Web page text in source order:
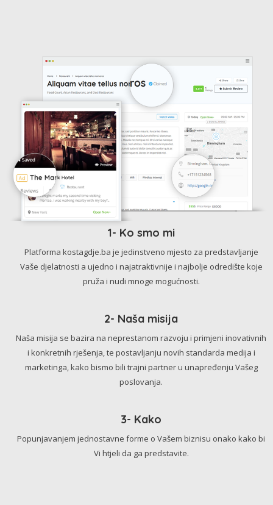
1- Ko smo mi
Platforma kostagdje.ba je jedinstveno mjesto za predstavljanje
Vaše djelatnosti a ujedno i najatraktivnije i najbolje odredište koje
pruža i nudi mnoge mogućnosti.
2- Naša misija
Naša misija se bazira na neprestanom razvoju i primjeni inovativnih
i konkretnih rješenja, te postavljanju novih standarda medija i
marketinga, kako bismo bili trajni partner u unapređenju Vašeg
poslovanja.
3- Kako
Popunjavanjem jednostavne forme o Vašem biznisu onako kako bi
Vi htjeli da ga predstavite.